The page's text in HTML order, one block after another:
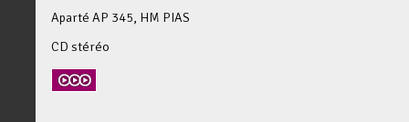
Aparté AP 345, HM PIAS
CD stéréo